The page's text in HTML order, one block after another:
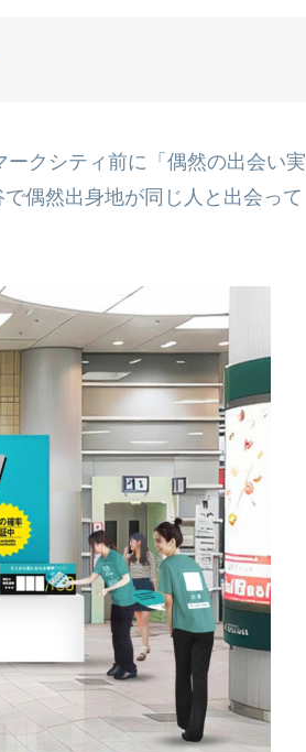
クシティ前に「偶然の出会い実
偶然出身地が同じ人と出会って